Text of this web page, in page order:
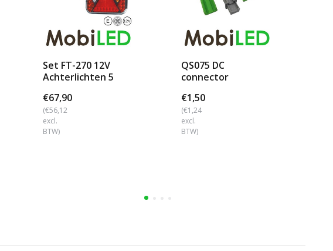
Set FT-270 12V
Achterlichten 5
€67,90
(€56,12
excl.
BTW)
QS075 DC
connector
€1,50
(€1,24
excl.
BTW)